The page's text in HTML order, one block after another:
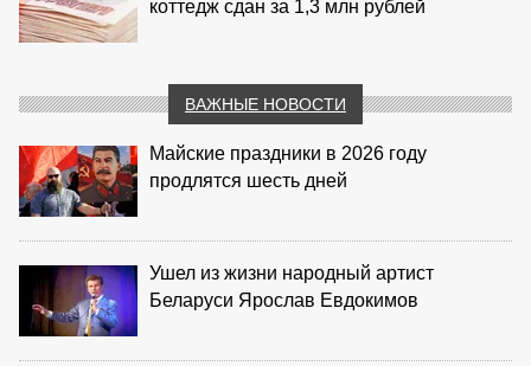
коттедж сдан за 1,3 млн рублей
ВАЖНЫЕ НОВОСТИ
Майские праздники в 2026 году
продлятся шесть дней
Ушел из жизни народный артист
Беларуси Ярослав Евдокимов